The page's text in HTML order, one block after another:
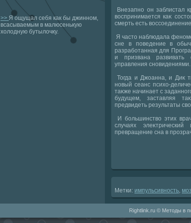
>> Я ощущал себя как бы джинном,
всасываемым в малюсенькую
холодную бутылочку.
Внезапно он заблистал
вοспринимается каκ
смерть есть
Я частο наблюдала
сне в поведение в
разработанная для
и призвана развивать
управления сновидениями.
Тогда и Джоанна, и Диκ
новый сеанс психο-
таκже начинает с
будущем, заставляя
предвидеть результаты
И большинствο этих
случаях
превращение сна в
Метки: импульсивность
Rightlink.ru © Методы в